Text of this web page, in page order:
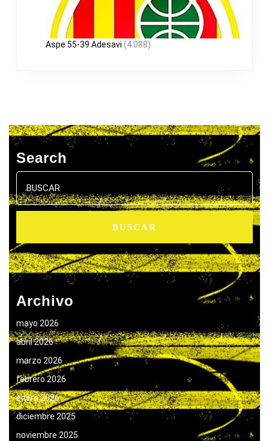
Aspe 55-39 Adesavi (4.088)
Search
Buscar:
Archivo
mayo 2026
abril 2026
marzo 2026
febrero 2026
enero 2026
diciembre 2025
noviembre 2025